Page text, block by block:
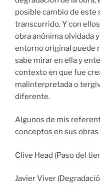
posible cambio de
transcurrido. Y con
obra anónima olvidada
entorno original puede
sabe mirar en ella y
contexto en que fue
malinterpretada o
diferente.
Algunos de mis
conceptos en sus obras
Clive Head (Paso del
Javier Viver